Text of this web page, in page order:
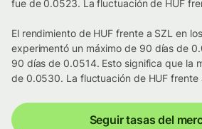
fue de 0.0523. La fluctuación de HUF
El rendimiento de HUF frente a SZL en
experimentó un máximo de 90 días de
90 días de 0.0514. Esto significa que la
de 0.0530. La fluctuación de HUF frente
Seguir tasas del